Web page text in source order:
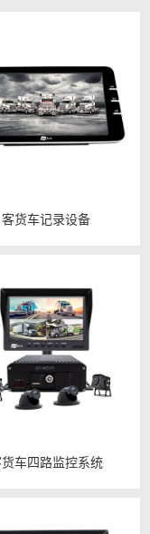
客货车记录设备
车四路监控系统